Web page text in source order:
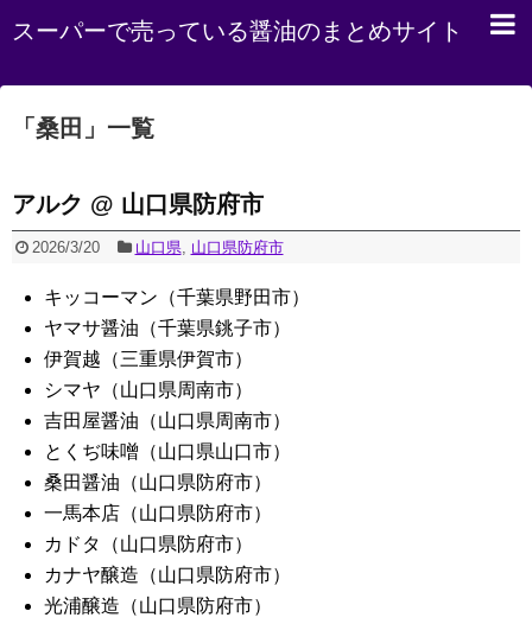
スーパーで売っている醤油のまとめサイト
「 桑田 」 一覧
アルク @ 山口県防府市
2026/3/20 山口県, 山口県防府市
キッコーマン（千葉県野田市）
ヤマサ醤油（千葉県銚子市）
伊賀越（三重県伊賀市）
シマヤ（山口県周南市）
吉田屋醤油（山口県周南市）
とくぢ味噌（山口県山口市）
桑田醤油（山口県防府市）
一馬本店（山口県防府市）
カドタ（山口県防府市）
カナヤ醸造（山口県防府市）
光浦醸造（山口県防府市）